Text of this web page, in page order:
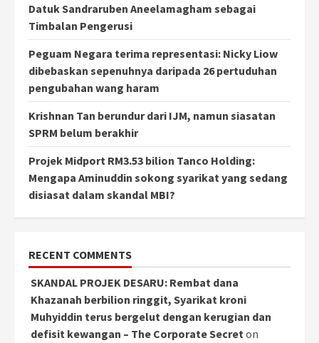
Datuk Sandraruben Aneelamagham sebagai
Timbalan Pengerusi
Peguam Negara terima representasi: Nicky Liow
dibebaskan sepenuhnya daripada 26 pertuduhan
pengubahan wang haram
Krishnan Tan berundur dari IJM, namun siasatan
SPRM belum berakhir
Projek Midport RM3.53 bilion Tanco Holding:
Mengapa Aminuddin sokong syarikat yang sedang
disiasat dalam skandal MBI?
RECENT COMMENTS
SKANDAL PROJEK DESARU: Rembat dana
Khazanah berbilion ringgit, Syarikat kroni
Muhyiddin terus bergelut dengan kerugian dan
defisit kewangan – The Corporate Secreton